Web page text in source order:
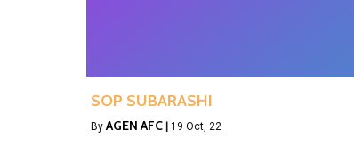
SOP SUBARASHI
ByAGEN AFC 19 Oct, 22